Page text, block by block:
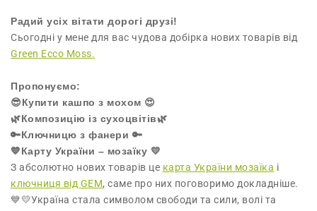
Радий усіх вітати дорогі друзі!
Сьогодні у мене для вас чудова добірка нових товарів від
Green Ecco Moss.
Пропонуємо:
😎Купити кашпо з мохом 😍
🌿Композицію із сухоцвітів🌿
🔑Ключницю з фанери 🔑
💙Карту України – мозаїку 💛
З абсолютно нових товарів це карта України мозаїка і
ключниця від GEM, саме про них поговоримо докладніше.
💙💛Україна стала символом свободи та сили, волі та